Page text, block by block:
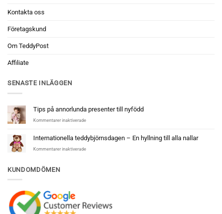
Kontakta oss
Företagskund
Om TeddyPost
Affiliate
SENASTE INLÄGGEN
Tips på annorlunda presenter till nyfödd
Kommentarer inaktiveradeför
på
annorlunda
presenter
Internationella teddybjörnsdagen – En hyllning till alla nallar
Kommentarer inaktiveradeför
nallar
KUNDOMDÖMEN